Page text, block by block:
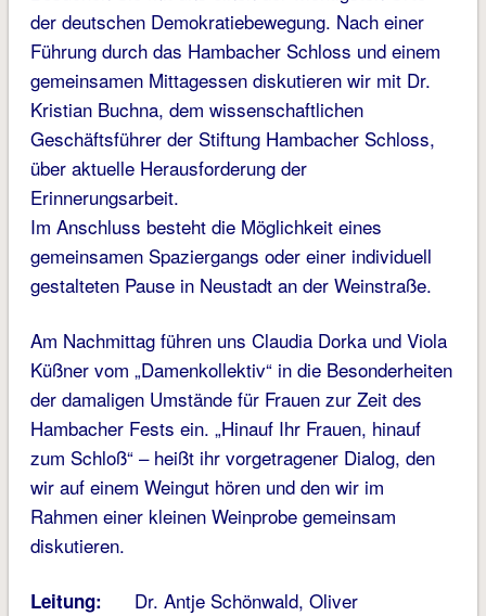
der deutschen Demokratiebewegung. Nach einer
Führung durch das Hambacher Schloss und einem
gemeinsamen Mittagessen diskutieren wir mit Dr.
Kristian Buchna, dem wissenschaftlichen
Geschäftsführer der Stiftung Hambacher Schloss,
über aktuelle Herausforderung der
Erinnerungsarbeit.
Im Anschluss besteht die Möglichkeit eines
gemeinsamen Spaziergangs oder einer individuell
gestalteten Pause in Neustadt an der Weinstraße.
Am Nachmittag führen uns Claudia Dorka und Viola
Küßner vom „Damenkollektiv“ in die Besonderheiten
der damaligen Umstände für Frauen zur Zeit des
Hambacher Fests ein. „Hinauf Ihr Frauen, hinauf
zum Schloß“ – heißt ihr vorgetragener Dialog, den
wir auf einem Weingut hören und den wir im
Rahmen einer kleinen Weinprobe gemeinsam
diskutieren.
Leitung: Dr. Antje Schönwald, Oliver